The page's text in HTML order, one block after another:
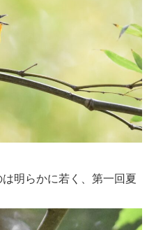
明らかに若く、第一回夏